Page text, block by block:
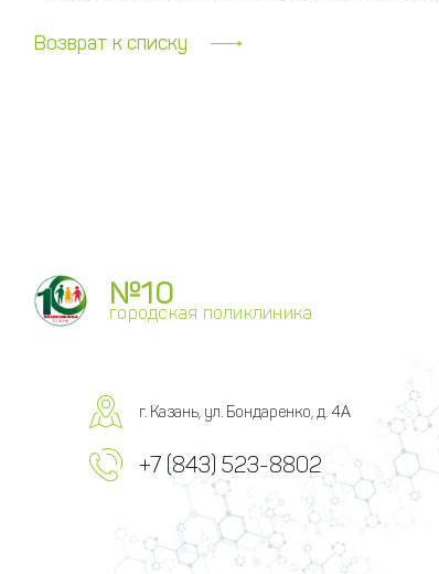
Возврат к списку
№10
городская поликлиника
г. Казань, ул. Бондаренко, д. 4А
+7 (843) 523-8802